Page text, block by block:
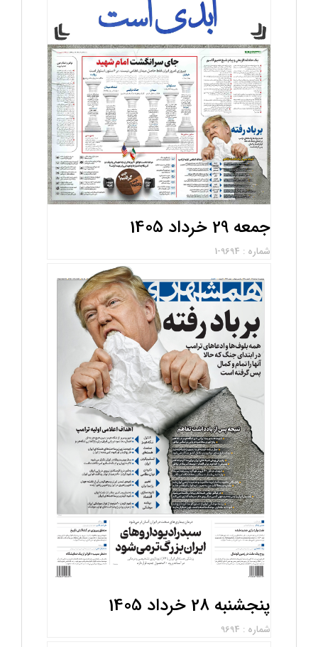
جمعه 29 خرداد 1405
شماره : 9694-1
پنجشنبه 28 خرداد 1405
شماره : 9694